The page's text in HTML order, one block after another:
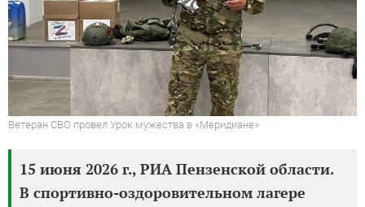
Ветеран СВО провел Урок мужества в «Меридиане»
15 июня 2026 г., РИА Пензенской области.
В спортивно-оздоровительном лагере